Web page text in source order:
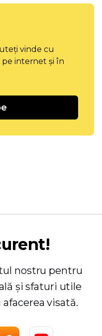
vinde cu
internet și în
nostru pentru
și sfaturi utile
visată.